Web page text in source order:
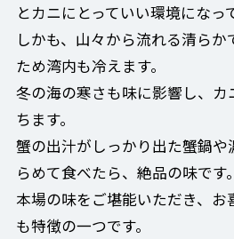
とカニにとっていい環境になっ
しかも、山々から流れる清ら
ため湾内も冷えます。
冬の海の寒さも味に影響し、
ちます。
蟹の出汁がしっかり出た蟹鍋
らめて食べたら、絶品の味です。
本場の味をご堪能いただき、
も特徴の一つです。